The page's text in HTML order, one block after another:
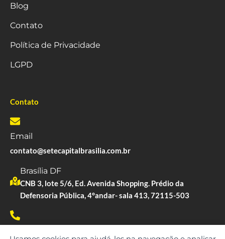
Blog
Contato
Política de Privacidade
LGPD
Contato
Email
contato@setecapitalbrasilia.com.br
Brasília DF
CNB 3, lote 5/6, Ed. Avenida Shopping. Prédio da
Defensoria Pública, 4°andar- sala 413, 72115-503